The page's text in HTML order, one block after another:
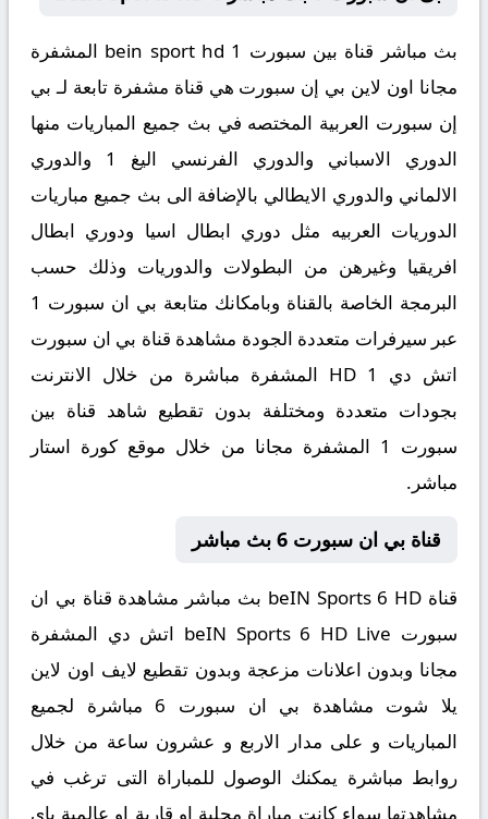
بث مباشر قناة بين سبورت 1 bein sport hd المشفرة
مجانا اون لاين بي إن سبورت هي قناة مشفرة تابعة لـ بي
إن سبورت العربية المختصه في بث جميع المباريات منها
الدوري الاسباني والدوري الفرنسي اليغ 1 والدوري
الالماني والدوري الايطالي بالإضافة الى بث جميع مباريات
الدوريات العربيه مثل دوري ابطال اسيا ودوري ابطال
افريقيا وغيرهن من البطولات والدوريات وذلك حسب
البرمجة الخاصة بالقناة وبامكانك متابعة بي ان سبورت 1
عبر سيرفرات متعددة الجودة مشاهدة قناة بي ان سبورت
اتش دي HD 1 المشفرة مباشرة من خلال الانترنت
بجودات متعددة ومختلفة بدون تقطيع شاهد قناة بين
سبورت 1 المشفرة مجانا من خلال موقع كورة استار
مباشر.
قناة بي ان سبورت 6 بث مباشر
قناة beIN Sports 6 HD بث مباشر مشاهدة قناة بي ان
سبورت beIN Sports 6 HD Live اتش دي المشفرة
مجانا وبدون اعلانات مزعجة وبدون تقطيع لايف اون لاين
يلا شوت مشاهدة بي ان سبورت 6 مباشرة لجميع
المباريات و على مدار الاربع و عشرون ساعة من خلال
روابط مباشرة يمكنك الوصول للمباراة التى ترغب في
مشاهدتها سواء كانت مباراة محلية او قارية او عالمية باى